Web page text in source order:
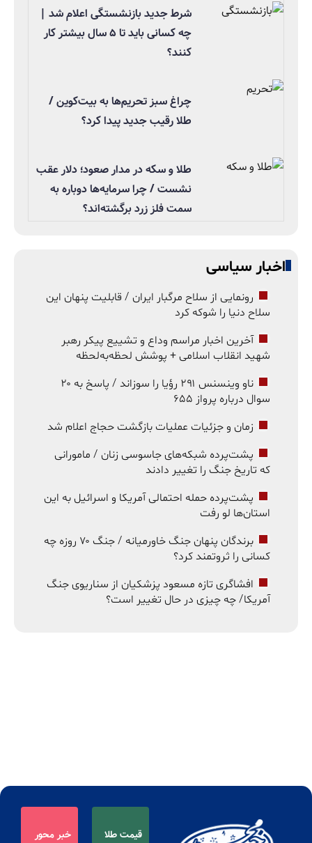
شرط جدید بازنشستگی اعلام شد |
چه کسانی باید تا ۵ سال بیشتر کار
کنند؟
چراغ سبز تحریم‌ها به بیت‌کوین /
طلا رقیب جدید پیدا کرد؟
طلا و سکه در مدار صعود؛ دلار عقب
نشست / چرا سرمایه‌ها دوباره به
سمت فلز زرد برگشته‌اند؟
اخبار سیاسی
رونمایی از سلاح مرگبار ایران / قابلیت پنهان این
سلاح دنیا را شوکه کرد
آخرین اخبار مراسم وداع و تشییع پیکر رهبر
شهید انقلاب اسلامی + پوشش لحظه‌به‌لحظه
ناو وینسنس ۲۹۱ رؤیا را سوزاند / پاسخ به ۲۰
سوال درباره پرواز ۶۵۵
زمان و جزئیات عملیات بازگشت حجاج اعلام شد
پشت‌پرده شبکه‌های جاسوسی زنان / مامورانی
که تاریخ جنگ را تغییر دادند
پشت‌پرده حمله احتمالی آمریکا و اسرائیل به این
استان‌ها لو رفت
برندگان پنهان جنگ خاورمیانه / جنگ ۷۰ روزه چه
کسانی را ثروتمند کرد؟
افشاگری تازه مسعود پزشکیان از سناریوی جنگ
آمریکا/ چه چیزی در حال تغییر است؟
قیمت طلا خبر محور